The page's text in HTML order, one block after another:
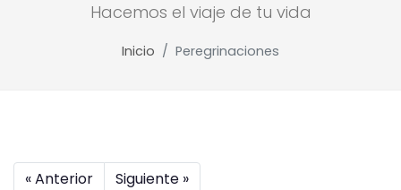
Hacemos el viaje de tu vida
Inicio Peregrinaciones
« Anterior Siguiente »